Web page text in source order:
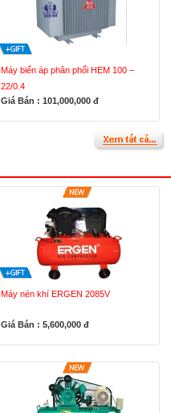
Máy biến áp phân phối HEM 100 –
22/0.4
Giá Bán : 101,000,000 đ
Máy nén khí ERGEN 2085V
Giá Bán : 5,600,000 đ